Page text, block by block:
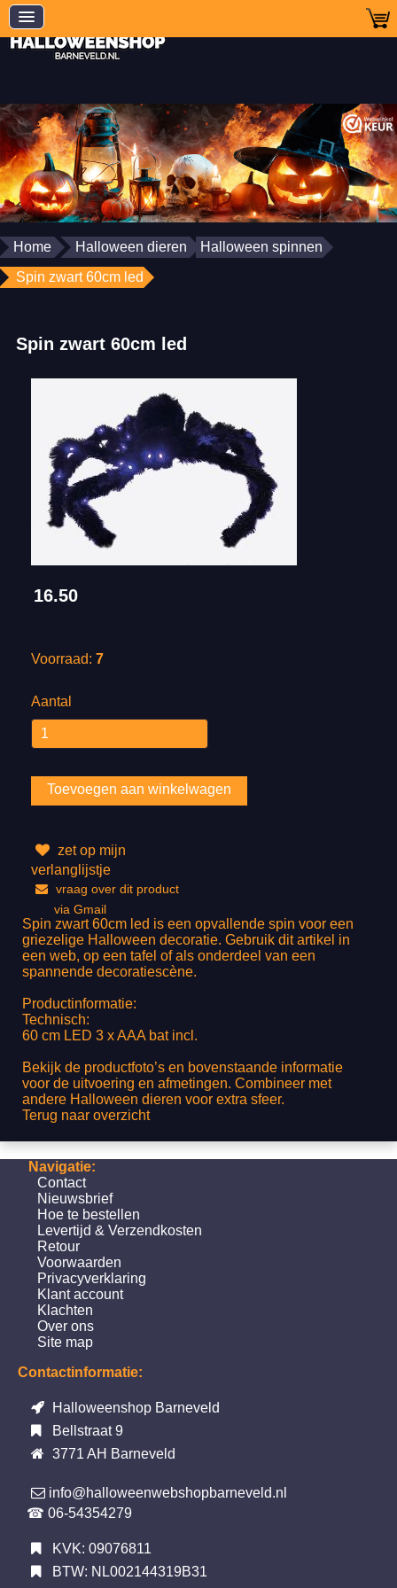
Home Halloween dieren
Halloween spinnen
Spin zwart 60cm led
Spin zwart 60cm led
16.50
Voorraad: 7
Aantal
zet op mijn
verlanglijstje
vraag over dit product
via Gmail
Spin zwart 60cm led is een opvallende spin voor een
griezelige Halloween decoratie. Gebruik dit artikel in
een web, op een tafel of als onderdeel van een
spannende decoratiescène.
Productinformatie:
Technisch:
60 cm LED 3 x AAA bat incl.
Bekijk de productfoto’s en bovenstaande informatie
voor de uitvoering en afmetingen. Combineer met
andere Halloween dieren voor extra sfeer.
Terug naar overzicht
Navigatie:
Contact
Nieuwsbrief
Hoe te bestellen
Levertijd & Verzendkosten
Retour
Voorwaarden
Privacyverklaring
Klant account
Klachten
Over ons
Site map
Contactinformatie:
Halloweenshop Barneveld
Bellstraat 9
3771 AH Barneveld
info@halloweenwebshopbarneveld.nl
☎ 06-54354279
KVK: 09076811
BTW: NL002144319B31